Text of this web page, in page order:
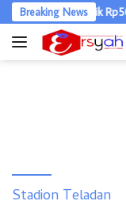
Langsung
ke
Breaking News
Nias Naik Rp500
Stadion Teladan